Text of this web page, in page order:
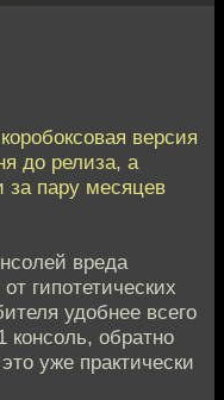
версия
до релиза, а
за пару месяцев
вреда
гипотетических
удобнее всего
обратно
уже практически